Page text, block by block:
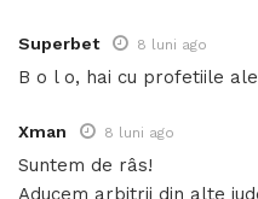
Superbet 8 luni ago
B o l o, hai cu profetiile
Xman 8 luni ago
Suntem de râs!
Aducem arbitrii din alte